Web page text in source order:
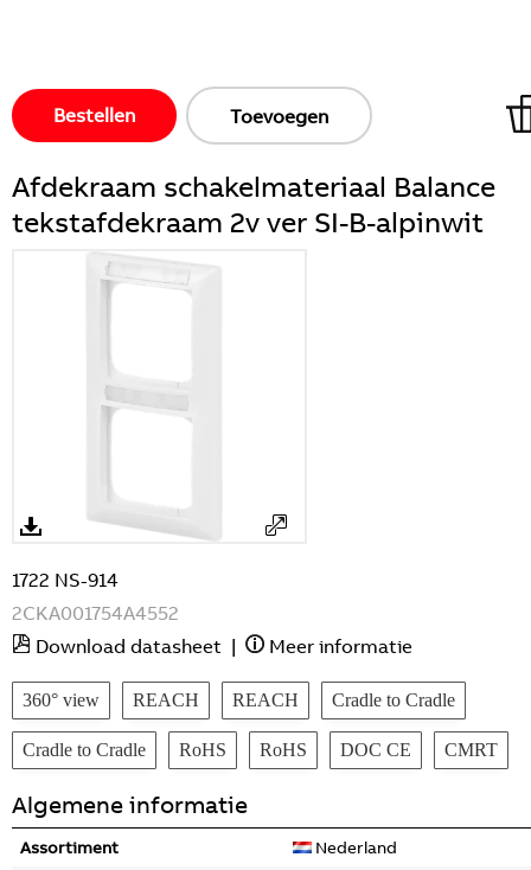
Bestellen Toevoegen
Afdekraam schakelmateriaal Balance
tekstafdekraam 2v ver SI-B-alpinwit
1722 NS-914
2CKA001754A4552
Download datasheet | Meer informatie
360° view REACH REACH Cradle to Cradle
Cradle to Cradle RoHS RoHS DOC CE CMRT
Algemene informatie
Assortiment
Nederland